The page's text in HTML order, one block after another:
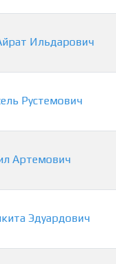
Ильдарович
Рустемович
Артемович
Эдуардович